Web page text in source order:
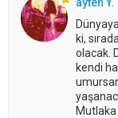
ki,
olacak.
kendi
Mutlaka